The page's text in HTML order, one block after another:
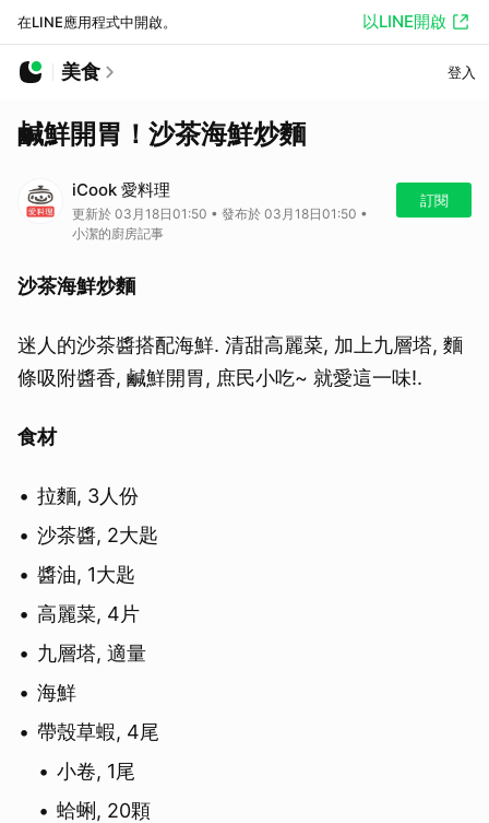
在LINE應用程式中開啟。 以LINE開啟
美食 登入
鹹鮮開胃！沙茶海鮮炒麵
iCook 愛料理
更新於 03月18日01:50 • 發布於 03月18日01:50 •
小潔的廚房記事
訂閱
沙茶海鮮炒麵
迷人的沙茶醬搭配海鮮. 清甜高麗菜, 加上九層塔, 麵
條吸附醬香, 鹹鮮開胃, 庶民小吃~ 就愛這一味!.
食材
拉麵, 3人份
沙茶醬, 2大匙
醬油, 1大匙
高麗菜, 4片
九層塔, 適量
海鮮
帶殼草蝦, 4尾
小卷, 1尾
蛤蜊, 20顆